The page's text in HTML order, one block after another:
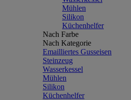
Mühlen
Silikon
Küchenhelfer
Nach Farbe
Nach Kategorie
Emailliertes Gusseisen
Steinzeug
Wasserkessel
Mühlen
Silikon
Küchenhelfer